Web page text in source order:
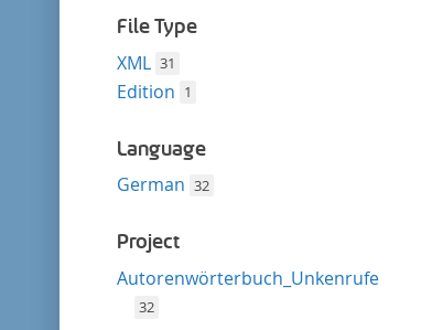
filterFile Type
XML 31
Edition 1
Language
German 32
Project
Autorenwörterbuch_Unkenrufe
32